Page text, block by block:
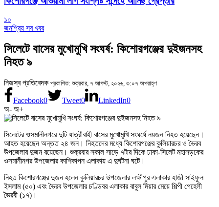
১০
জনপ্রিয় সব খবর
সিলেটে বাসের মুখোমুখি সংঘর্ষ: কিশোরগঞ্জের দুইজনসহ
নিহত ৯
নিজস্ব প্রতিবেদক প্রকাশিত: শুক্রবার, ৭ আগস্ট, ২০২৬, ৩:০৭ অপরাহ্ণ
Facebook0 Tweet0 LinkedIn0
অ- অ+
সিলেটের ওসমানীনগরে দুটি যাত্রীবাহী বাসের মুখোমুখি সংঘর্ষে নয়জন নিহত হয়েছেন।
আহত হয়েছেন অন্তত ২৪ জন। নিহতদের মধ্যে কিশোরগঞ্জের কুলিয়ারচর ও ভৈরব
উপজেলার দুজন রয়েছেন। শুক্রবার সকাল সাড়ে ৭টার দিকে ঢাকা-সিলেট মহাসড়কের
ওসমানীনগর উপজেলার কাশিকাপন এলাকায় এ দুর্ঘটনা ঘটে।
নিহত কিশোরগঞ্জের দুজন হলেন কুলিয়ারচর উপজেলার লক্ষীপুর এলাকার হাজী সাইফুল
ইসলাম (৫০) এবং ভৈরব উপজেলার চণ্ডিবর এলাকার বাবুল মিয়ার মেয়ে শিল্পী পেহেলী
ভৈরবী (১৭)।